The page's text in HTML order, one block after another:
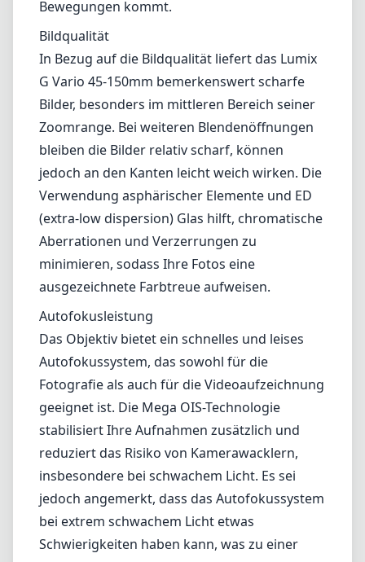
(extra-low dispersion) Glas hilft, chromatische
Aberrationen und Verzerrungen zu
minimieren, sodass Ihre Fotos eine
ausgezeichnete Farbtreue aufweisen.
Autofokusleistung
Das Objektiv bietet ein schnelles und leises
Autofokussystem, das sowohl für die
Fotografie als auch für die Videoaufzeichnung
geeignet ist. Die Mega OIS-Technologie
stabilisiert Ihre Aufnahmen zusätzlich und
reduziert das Risiko von Kamerawacklern,
insbesondere bei schwachem Licht. Es sei
jedoch angemerkt, dass das Autofokussystem
bei extrem schwachem Licht etwas
Schwierigkeiten haben kann, was zu einer
langsameren Leistung führt.
Vielseitigkeit
Mit einem Brennweitemerk von 45-150mm
eignet sich das Objektiv sowohl für
Weitwinkelaufnahmen als auch für
Nahaufnahmen und ist somit sehr vielseitig.
Es kann problemlos verschiedene
Fotografiearten bewältigen, von Landschaften
über Porträts bis hin zu Wildtieren und Sport.